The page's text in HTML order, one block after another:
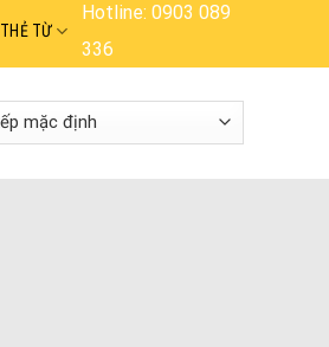
THẺ TỪ
Hotline:0903 089
336